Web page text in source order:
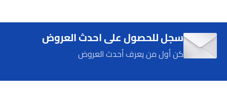
سجل للحصول على احدث العروض
كن أول من يعرف أحدث العروض